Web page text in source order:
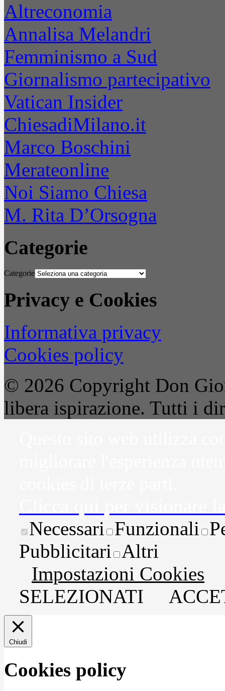
Altreconomia
Annalisa Melandri
Femminismo a Sud
Giornalismo partecipativo
Vatican Insider
ChiesadiMilano.it
Marco Boschini
Merateonline
Noi Siamo Chiesa
M. Rita D’Orsogna
Categorie
Categorie
Privacy e Cookies
Informativa privacy
Cookies policy
© 2026 Copyright Don
libera ispirazione. Tutti i
Necessari Funzionali
Pubblicitari Altri
Impostazioni Cookies
SELEZIONATI
Chiudi
Cookies policy